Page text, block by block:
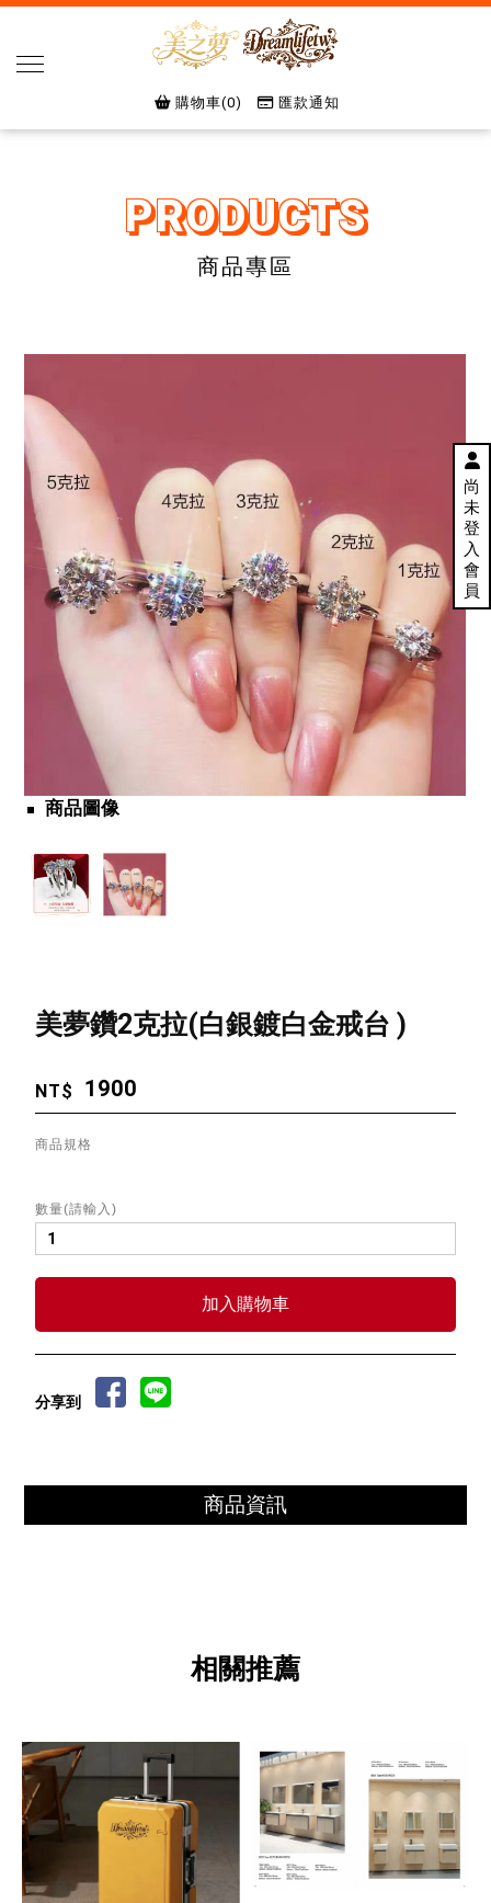
尚
未
登
入
會
員
購物車(0) 匯款通知
商品專區
商品圖像
美夢鑽2克拉(白銀鍍白金戒台 )
NT$ 1900
商品規格
數量(請輸入)
分享到
商品資訊